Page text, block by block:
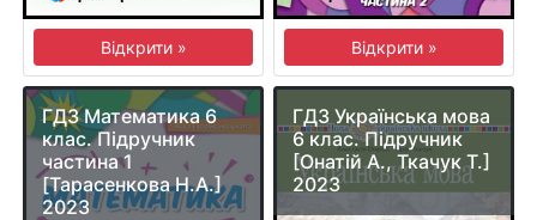
Відкрити » Відкрити »
ГДЗ Математика 6
клас. Підручник
частина 1
[Тарасенкова Н.А.]
2023
ГДЗ Українська мова
6 клас. Підручник
[Онатій А., Ткачук Т.]
2023